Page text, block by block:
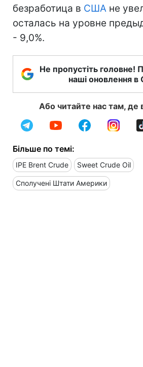
безработица в США не
осталась на уровне
- 9,0%.
Не пропустіть головне!
наші оновлення в
Або читайте нас там, де
Більше по темі:
IPE Brent Crude Sweet Crude Oil
Сполучені Штати Америки